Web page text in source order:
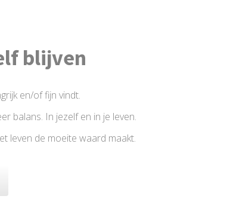
blijven
en/of fijn vindt.
balans. In jezelf en in je leven.
leven de moeite waard maakt.